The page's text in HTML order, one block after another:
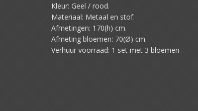
Kleur: Geel / rood.
Materiaal: Metaal en stof.
Afmetingen: 170(h) cm.
Afmeting bloemen: 70(Ø) cm.
Verhuur voorraad: 1 set met 3 bloemen